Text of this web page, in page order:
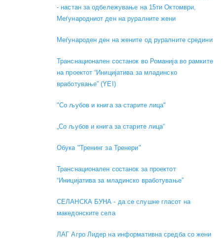
- настан за одбележување на 15ти Октомври,
Меѓународниот ден на руралните жени
Меѓународен ден на жените од руралните средини
Транснационален состанок во Романија во рамките
на проектот “Иницијатива за младинско
вработување” (YEI)
"Со љубов и книга за старите лица"
„Со љубов и книга за старите лица“
Обука "Тренинг за Тренери"
Транснационален состанок за проектот
“Иницијатива за младинско вработување”
СЕЛАНСКА БУНА - да се слушне гласот на
македонските села
ЛАГ Агро Лидер на информативна средба со жени